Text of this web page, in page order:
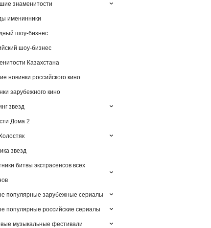
знаменитости
именинники
шоу-бизнес
шоу-бизнес
Казахстана
новинки российского кино
зарубежного кино
звезд
Дома 2
звезд
битвы экстрасенсов всех
популярные зарубежные сериалы
популярные российские сериалы
музыкальные фестивали